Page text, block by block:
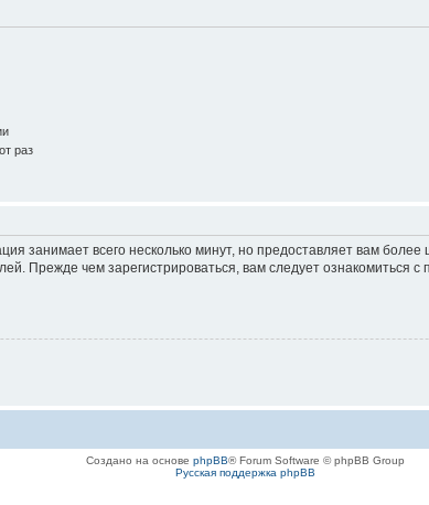
раз
занимает всего несколько минут, но предоставляет вам
Прежде чем зарегистрироваться, вам следует
Создано на основе phpBB® Forum Software © phpBB Group
Русская поддержка phpBB